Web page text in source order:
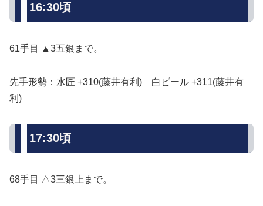
16:30頃
61手目 ▲3五銀まで。
先手形勢：水匠 +310(藤井有利) 白ビール +311(藤井有
利)
17:30頃
68手目 △3三銀上まで。